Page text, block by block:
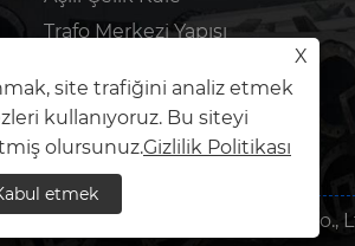
Trafo Merkezi Yapısı
Yeni Enerji Technology Co.,
X
site trafiğini analiz etmek
kullanıyoruz. Bu siteyi
olursunuz.Gizlilik Politikası
etmek